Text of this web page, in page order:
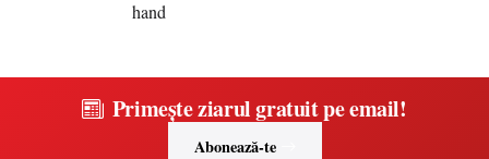
Primește ziarul gratuit pe email!
Abonează-te